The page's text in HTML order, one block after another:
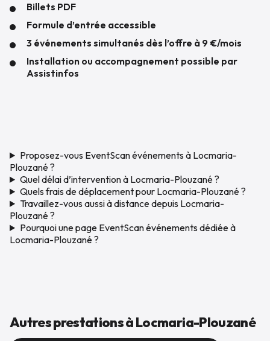
Billets PDF
Formule d’entrée accessible
3 événements simultanés dès l’offre à 9 €/mois
Installation ou accompagnement possible par
Assistinfos
Proposez-vous EventScan événements à Locmaria-
Plouzané ?
Quel délai d’intervention à Locmaria-Plouzané ?
Quels frais de déplacement pour Locmaria-Plouzané ?
Travaillez-vous aussi à distance depuis Locmaria-
Plouzané ?
Pourquoi une page EventScan événements dédiée à
Locmaria-Plouzané ?
Autres prestations à Locmaria-Plouzané